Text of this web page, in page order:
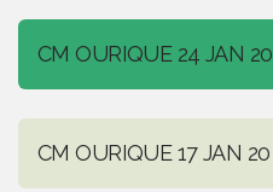
CM OURIQUE 24 JAN 20
CM OURIQUE 17 JAN 20